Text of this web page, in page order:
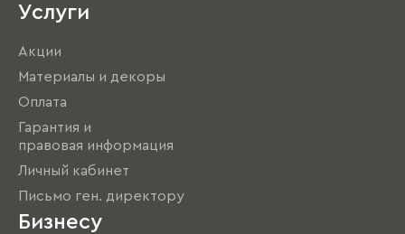
Услуги
Акции
Материалы и декоры
Оплата
Гарантия и
правовая информация
Личный кабинет
Письмо ген. директору
Бизнесу